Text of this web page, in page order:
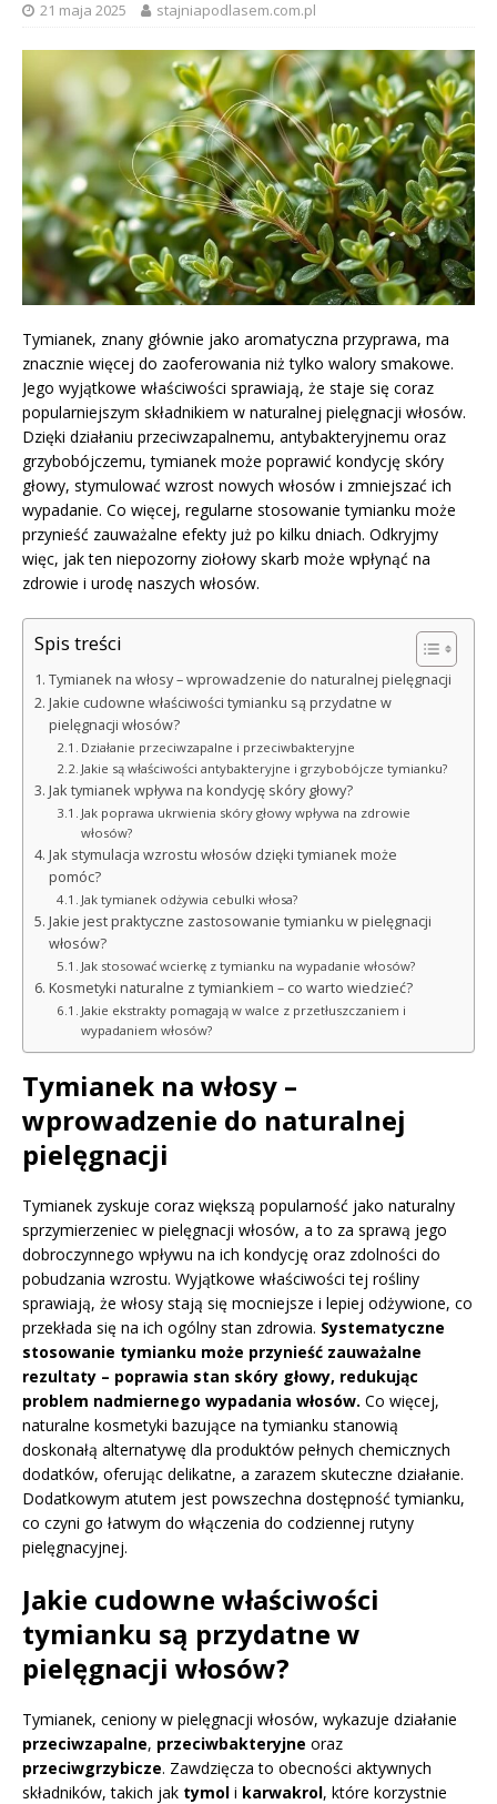
21 maja 2025 stajniapodlasem.com.pl
Tymianek, znany głównie jako aromatyczna przyprawa, ma
znacznie więcej do zaoferowania niż tylko walory smakowe.
Jego wyjątkowe właściwości sprawiają, że staje się coraz
popularniejszym składnikiem w naturalnej pielęgnacji włosów.
Dzięki działaniu przeciwzapalnemu, antybakteryjnemu oraz
grzybobójczemu, tymianek może poprawić kondycję skóry
głowy, stymulować wzrost nowych włosów i zmniejszać ich
wypadanie. Co więcej, regularne stosowanie tymianku może
przynieść zauważalne efekty już po kilku dniach. Odkryjmy
więc, jak ten niepozorny ziołowy skarb może wpłynąć na
zdrowie i urodę naszych włosów.
Spis treści
Tymianek na włosy – wprowadzenie do naturalnej pielęgnacji
Jakie cudowne właściwości tymianku są przydatne w
pielęgnacji włosów?
Działanie przeciwzapalne i przeciwbakteryjne
Jakie są właściwości antybakteryjne i grzybobójcze tymianku?
Jak tymianek wpływa na kondycję skóry głowy?
Jak poprawa ukrwienia skóry głowy wpływa na zdrowie
włosów?
Jak stymulacja wzrostu włosów dzięki tymianek może
pomóc?
Jak tymianek odżywia cebulki włosa?
Jakie jest praktyczne zastosowanie tymianku w pielęgnacji
włosów?
Jak stosować wcierkę z tymianku na wypadanie włosów?
Kosmetyki naturalne z tymiankiem – co warto wiedzieć?
Jakie ekstrakty pomagają w walce z przetłuszczaniem i
wypadaniem włosów?
Tymianek na włosy –
wprowadzenie do naturalnej
pielęgnacji
Tymianek zyskuje coraz większą popularność jako naturalny
sprzymierzeniec w pielęgnacji włosów, a to za sprawą jego
dobroczynnego wpływu na ich kondycję oraz zdolności do
pobudzania wzrostu. Wyjątkowe właściwości tej rośliny
sprawiają, że włosy stają się mocniejsze i lepiej odżywione, co
przekłada się na ich ogólny stan zdrowia. Systematyczne
stosowanie tymianku może przynieść zauważalne
rezultaty – poprawia stan skóry głowy, redukując
problem nadmiernego wypadania włosów. Co więcej,
naturalne kosmetyki bazujące na tymianku stanowią
doskonałą alternatywę dla produktów pełnych chemicznych
dodatków, oferując delikatne, a zarazem skuteczne działanie.
Dodatkowym atutem jest powszechna dostępność tymianku,
co czyni go łatwym do włączenia do codziennej rutyny
pielęgnacyjnej.
Jakie cudowne właściwości
tymianku są przydatne w
pielęgnacji włosów?
Tymianek, ceniony w pielęgnacji włosów, wykazuje działanie
przeciwzapalne, przeciwbakteryjne oraz
przeciwgrzybicze. Zawdzięcza to obecności aktywnych
składników, takich jak tymol i karwakrol, które korzystnie